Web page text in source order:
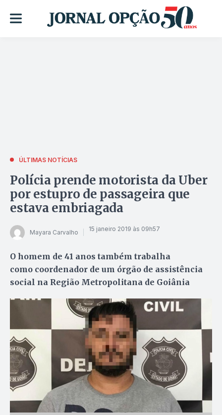
ÚLTIMAS NOTÍCIAS
Polícia prende motorista da Uber
por estupro de passageira que
estava embriagada
Mayara Carvalho 15 janeiro 2019 às 09h57
O homem de 41 anos também trabalha
como coordenador de um órgão de assistência
social na Região Metropolitana de Goiânia